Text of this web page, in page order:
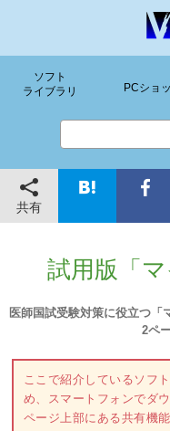
ソフト
ライブラリ
PCショ
共有
試用版「マ
医師国試受験対策に役立つ「
2ペ
ここで紹介しているソフ
め、スマートフォンでダ
ページ上部にある共有機